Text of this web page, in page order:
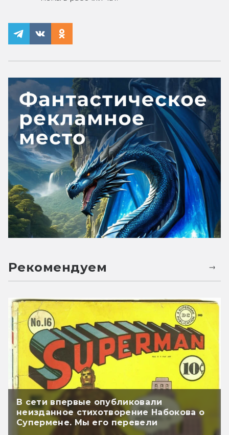
Рекомендуем
В сети впервые опубликовали
неизданное стихотворение Набокова о
Супермене. Мы его перевели